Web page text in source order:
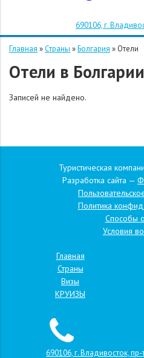
690106, г.
Главная »Страны »Болгария » Отели
Отели в Болгарии
Записей не найдено.
Туристическая
Разработка сайта —
Политика
Способы
Условия
Главная
Страны
Визы
КРУИЗЫ
690106, г. Владивосток,